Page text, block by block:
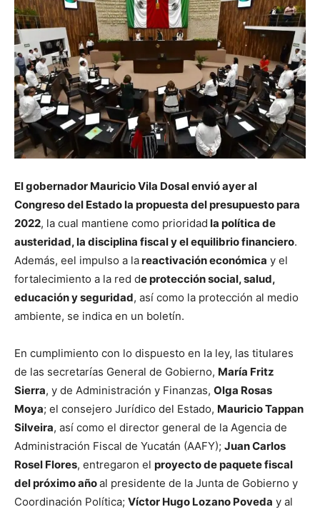
El gobernador Mauricio Vila Dosal envió ayer al
Congreso del Estado la propuesta del presupuesto para
2022, la cual mantiene como prioridad la política de
austeridad, la disciplina fiscal y el equilibrio financiero.
Además, eel impulso a lareactivación económica y el
fortalecimiento a la red de protección social, salud,
educación y seguridad, así como la protección al medio
ambiente, se indica en un boletín.
En cumplimiento con lo dispuesto en la ley, las titulares
de las secretarías General de Gobierno, María Fritz
Sierra, y de Administración y Finanzas, Olga Rosas
Moya; el consejero Jurídico del Estado, Mauricio Tappan
Silveira, así como el director general de la Agencia de
Administración Fiscal de Yucatán (AAFY); Juan Carlos
Rosel Flores, entregaron el proyecto de paquete fiscal
del próximo añoal presidente de la Junta de Gobierno y
Coordinación Política; Víctor Hugo Lozano Poveda y al